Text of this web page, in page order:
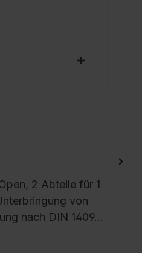
2 Abteile für 1
von
nach DIN 1409…